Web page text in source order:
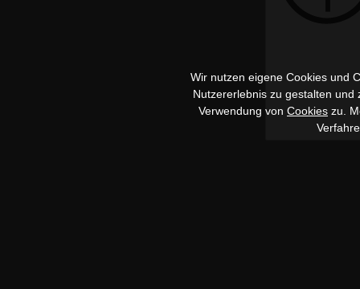
Wir nutzen eigene Cookies und
Nutzererlebnis zu gestalten
Verwendung von Cookies zu.